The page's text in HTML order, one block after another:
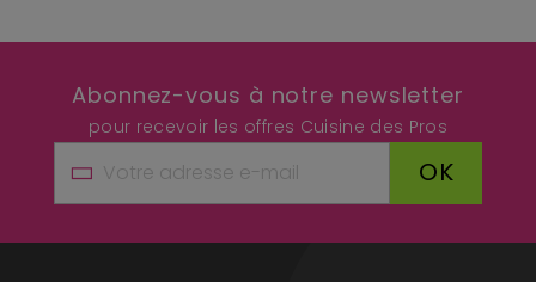
Abonnez-vous à notre newsletter
pour recevoir les offres Cuisine des Pros
OK